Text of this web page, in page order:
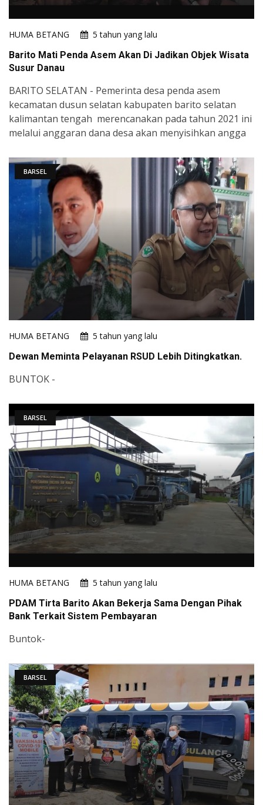
HUMA BETANG
5 tahun yang lalu
Barito Mati Penda Asem Akan Di Jadikan Objek Wisata
Susur Danau
BARITO SELATAN - Pemerinta desa penda asem
kecamatan dusun selatan kabupaten barito selatan
kalimantan tengah merencanakan pada tahun 2021 ini
melalui anggaran dana desa akan menyisihkan angga
BARSEL
HUMA BETANG
5 tahun yang lalu
Dewan Meminta Pelayanan RSUD Lebih Ditingkatkan.
BUNTOK -
BARSEL
HUMA BETANG
5 tahun yang lalu
PDAM Tirta Barito Akan Bekerja Sama Dengan Pihak
Bank Terkait Sistem Pembayaran
Buntok-
BARSEL